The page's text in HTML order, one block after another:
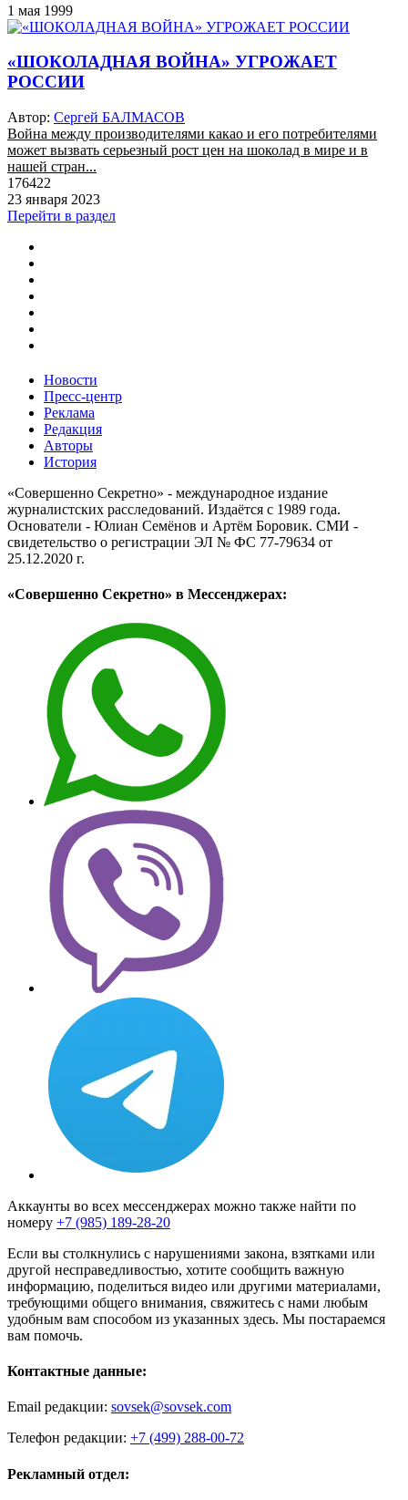
1 мая 1999
«ШОКОЛАДНАЯ ВОЙНА» УГРОЖАЕТ
РОССИИ
Автор: Сергей БАЛМАСОВ
Война между производителями какао и его потребителями
может вызвать серьезный рост цен на шоколад в мире и в
нашей стран...
176422
23 января 2023
Перейти в раздел
Новости
Пресс-центр
Реклама
Редакция
Авторы
История
«Совершенно Секретно» - международное издание
журналистских расследований. Издаётся с 1989 года.
Основатели - Юлиан Семёнов и Артём Боровик. CМИ -
свидетельство о регистрации ЭЛ № ФС 77-79634 от
25.12.2020 г.
«Совершенно Секретно» в Мессенджерах:
Аккаунты во всех мессенджерах можно также найти по
номеру +7 (985) 189-28-20
Если вы столкнулись с нарушениями закона, взятками или
другой несправедливостью, хотите сообщить важную
информацию, поделиться видео или другими материалами,
требующими общего внимания, свяжитесь с нами любым
удобным вам способом из указанных здесь. Мы постараемся
вам помочь.
Контактные данные:
Email редакции: sovsek@sovsek.com
Телефон редакции: +7 (499) 288-00-72
Рекламный отдел: